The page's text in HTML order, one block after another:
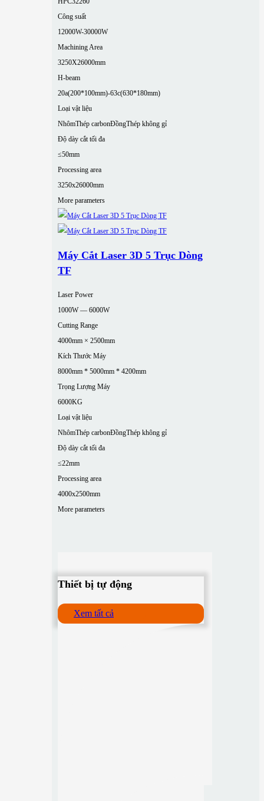
Công suất
12000W-30000W
Machining Area
3250X26000mm
H-beam
20a(200*100mm)-63c(630*180mm)
Loại vật liệu
NhômThép carbonĐồngThép không gỉ
Độ dày cắt tối đa
≤50mm
Processing area
3250x26000mm
More parameters
Máy Cắt Laser 3D 5 Trục Dòng
TF
Laser Power
1000W — 6000W
Cutting Range
4000mm × 2500mm
Kích Thước Máy
8000mm * 5000mm * 4200mm
Trọng Lượng Máy
6000KG
Loại vật liệu
NhômThép carbonĐồngThép không gỉ
Độ dày cắt tối đa
≤22mm
Processing area
4000x2500mm
More parameters
Thiết bị tự động
Xem tất cả